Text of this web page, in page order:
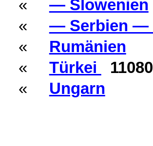
« — Slowenien
« — Serbien —
« Rumänien
« Türkei
« Ungarn